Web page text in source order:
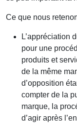
Ce que nous
L’appréciation
pour une
produits et
de la même
d’opposition
compter de la
marque, la
d’agir après